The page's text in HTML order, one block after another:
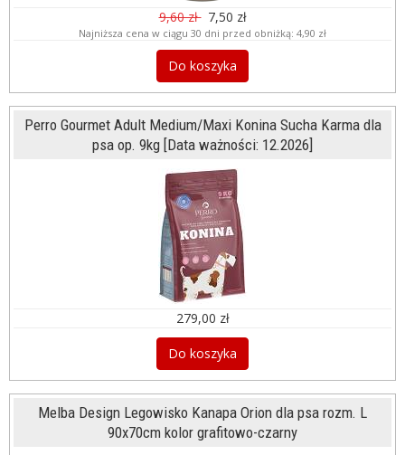
9,60 zł 7,50 zł
Najniższa cena w ciągu 30 dni przed obniżką: 4,90 zł
Do koszyka
Perro Gourmet Adult Medium/Maxi Konina Sucha Karma dla
psa op. 9kg [Data ważności: 12.2026]
279,00 zł
Do koszyka
Melba Design Legowisko Kanapa Orion dla psa rozm. L
90x70cm kolor grafitowo-czarny